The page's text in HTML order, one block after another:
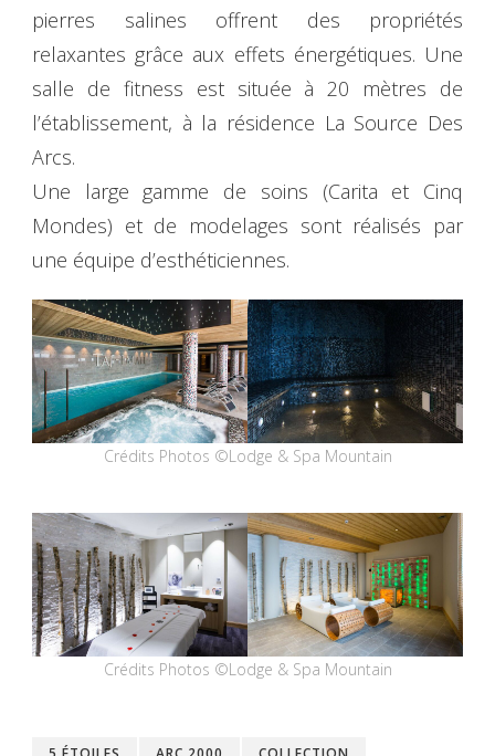
pierres salines offrent des propriétés
relaxantes grâce aux effets énergétiques. Une
salle de fitness est située à 20 mètres de
l’établissement, à la résidence La Source Des
Arcs.
Une large gamme de soins (Carita et Cinq
Mondes) et de modelages sont réalisés par
une équipe d’esthéticiennes.
Crédits Photos ©Lodge & Spa Mountain
Crédits Photos ©Lodge & Spa Mountain